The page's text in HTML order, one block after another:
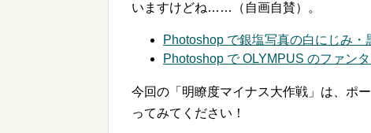
いますけどね……（自画自賛）。
Photoshop で銀塩写真の白にじみ
Photoshop で OLYMPUS のファン
今回の「明瞭度マイナス大作戦」は、ポ
ってみてください！